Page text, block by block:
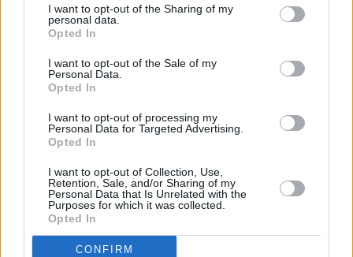
I want to opt-out of the Sharing of my
personal data.
Opted In
I want to opt-out of the Sale of my
Personal Data.
Opted In
I want to opt-out of processing my
Personal Data for Targeted Advertising.
Opted In
I want to opt-out of Collection, Use,
Retention, Sale, and/or Sharing of my
Personal Data that Is Unrelated with the
Purposes for which it was collected.
Opted In
CONFIRM
Η πλειονότητα των ανθρώπων παγκοσμίως
βρίσκεται κάτω από αυτό το όριο, ωστόσο, με πάνω
από το 80% των ενηλίκων στο δείγμα της UBS να
Συνολικά, σχεδόν 1,6% διαθέτει καθαρή περιουσία
ενός εκατομμυρίου δολαρίων και άνω, σύμφωνα με
την έκθεση.